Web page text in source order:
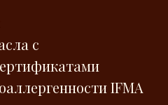
с
IFMA